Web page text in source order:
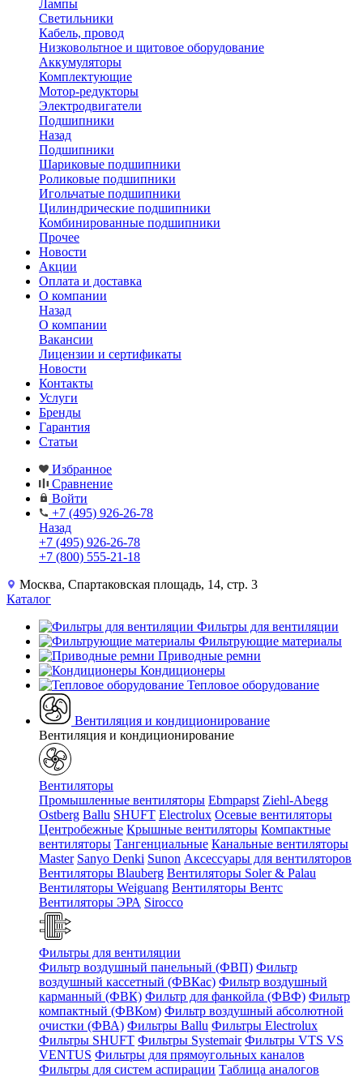
Лампы
Светильники
Кабель, провод
Низковольтное и щитовое оборудование
Аккумуляторы
Комплектующие
Мотор-редукторы
Электродвигатели
Подшипники
Назад
Подшипники
Шариковые подшипники
Роликовые подшипники
Игольчатые подшипники
Цилиндрические подшипники
Комбинированные подшипники
Прочее
Новости
Акции
Оплата и доставка
О компании
Назад
О компании
Вакансии
Лицензии и сертификаты
Новости
Контакты
Услуги
Бренды
Гарантия
Статьи
Избранное
Сравнение
Войти
+7 (495) 926-26-78
Назад
+7 (495) 926-26-78
+7 (800) 555-21-18
Москва, Спартаковская площадь, 14, стр. 3
Каталог
Фильтры для вентиляции
Фильтрующие материалы
Приводные ремни
Кондиционеры
Тепловое оборудование
Вентиляция и кондиционирование
Вентиляция и кондиционирование
Вентиляторы
Промышленные вентиляторы Ebmpapst Ziehl-Abegg
Ostberg Ballu SHUFT Electrolux Осевые вентиляторы
Центробежные Крышные вентиляторы Компактные
вентиляторы Тангенциальные Канальные вентиляторы
Master Sanyo Denki Sunon Аксессуары для вентиляторов
Вентиляторы Blauberg Вентиляторы Soler & Palau
Вентиляторы Weiguang Вентиляторы Вентс
Вентиляторы ЭРА Sirocco
Фильтры для вентиляции
Фильтр воздушный панельный (ФВП) Фильтр
воздушный кассетный (ФВКас) Фильтр воздушный
карманный (ФВК) Фильтр для фанкойла (ФВФ) Фильтр
компактный (ФВКом) Фильтр воздушный абсолютной
очистки (ФВА) Фильтры Ballu Фильтры Electrolux
Фильтры SHUFT Фильтры Systemair Фильтры VTS VS
VENTUS Фильтры для прямоугольных каналов
Фильтры для систем аспирации Таблица аналогов